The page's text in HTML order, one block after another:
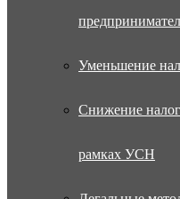
Уменьшение
Снижение
рамках УСН